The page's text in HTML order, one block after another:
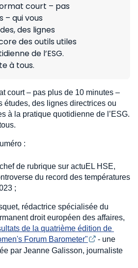
court – pas
– qui vous
des lignes
des outils utiles
de l’ESG.
à tous.
court – pas plus de 10 minutes –
études, des lignes directrices ou
à la pratique quotidienne de l’ESG.
:
de rubrique sur actuEL HSE,
du record des températures
;
rédactrice spécialisée du
droit européen des affaires,
de la quatrième édition de
Forum Barometer"
- une
par Jeanne Galisson, journaliste